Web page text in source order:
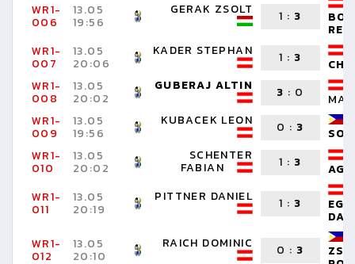
WR1-
006
13.05
19:56
GERAK ZSOLT 1 : 3
WR1-
007
13.05
20:06
KADER STEPHAN 1 : 3
WR1-
008
13.05
20:02
GUBERAJ ALTIN 3 : 0
WR1-
009
13.05
19:56
KUBACEK LEON 0 : 3
WR1-
010
13.05
20:02
SCHENTER
FABIAN 1 : 3
AGO
WR1-
011
13.05
20:19
PITTNER DANIEL 1 : 3
WR1-
012
13.05
20:10
RAICH DOMINIC 0 : 3